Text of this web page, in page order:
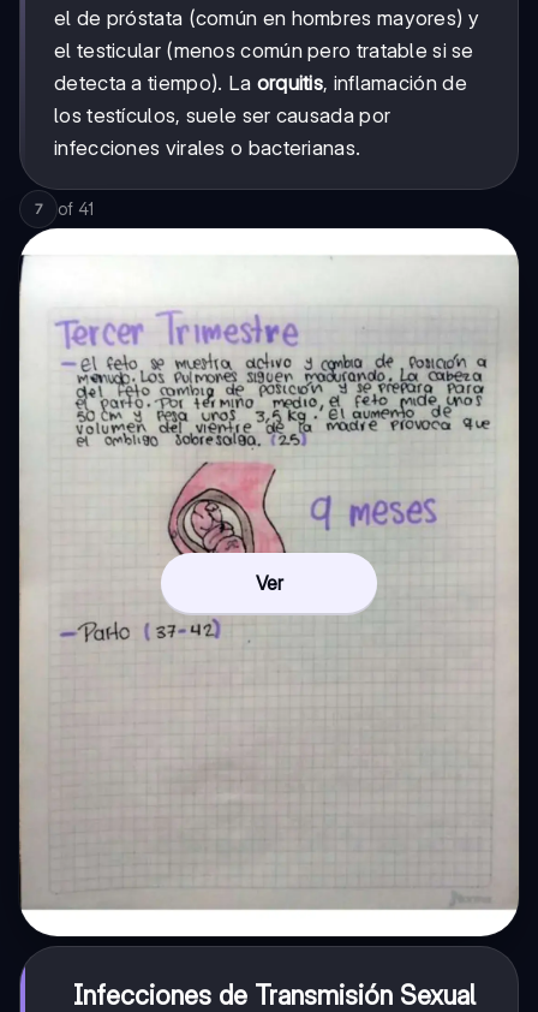
el de próstata (común en hombres mayores) y
el testicular (menos común pero tratable si se
detecta a tiempo). La orquitis, inflamación de
los testículos, suele ser causada por
infecciones virales o bacterianas.
7 of 41
Ver
Infecciones de Transmisión Sexual